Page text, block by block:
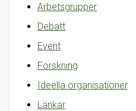
Arbetsgrupper
Debatt
Event
Forskning
Ideella organisationer
Länkar